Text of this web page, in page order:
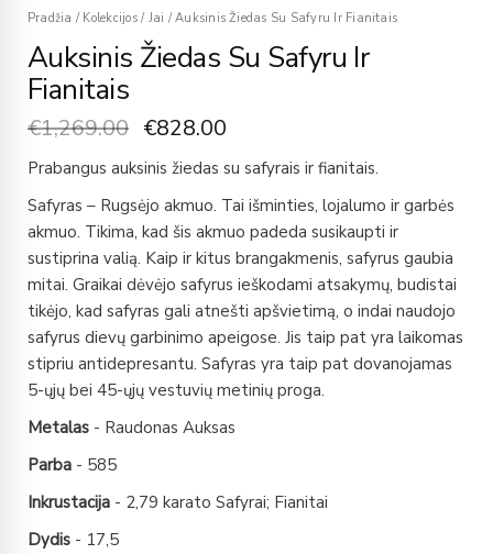
Pradžia / Kolekcijos / Jai /Auksinis Žiedas Su Safyru Ir Fianitais
Auksinis Žiedas Su Safyru Ir
Fianitais
€1,269.00 €828.00
Prabangus auksinis žiedas su safyrais ir fianitais.
Safyras – Rugsėjo akmuo. Tai išminties, lojalumo ir garbės
akmuo. Tikima, kad šis akmuo padeda susikaupti ir
sustiprina valią. Kaip ir kitus brangakmenis, safyrus gaubia
mitai. Graikai dėvėjo safyrus ieškodami atsakymų, budistai
tikėjo, kad safyras gali atnešti apšvietimą, o indai naudojo
safyrus dievų garbinimo apeigose. Jis taip pat yra laikomas
stipriu antidepresantu. Safyras yra taip pat dovanojamas
5-ųjų bei 45-ųjų vestuvių metinių proga.
Metalas - Raudonas Auksas
Parba - 585
Inkrustacija - 2,79 karato Safyrai; Fianitai
Dydis - 17,5